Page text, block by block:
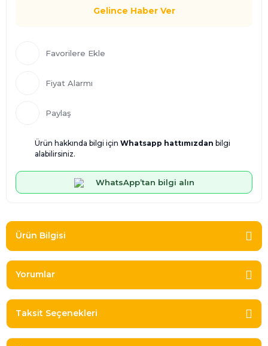
Gelince Haber Ver
Fiyat Alarmı
Paylaş
Ürün hakkında bilgi için Whatsapp hattımızdan bilgi
alabilirsiniz.
WhatsApp’tan bilgi alın
Ürün Bilgisi
Yorumlar
Taksit Seçenekleri